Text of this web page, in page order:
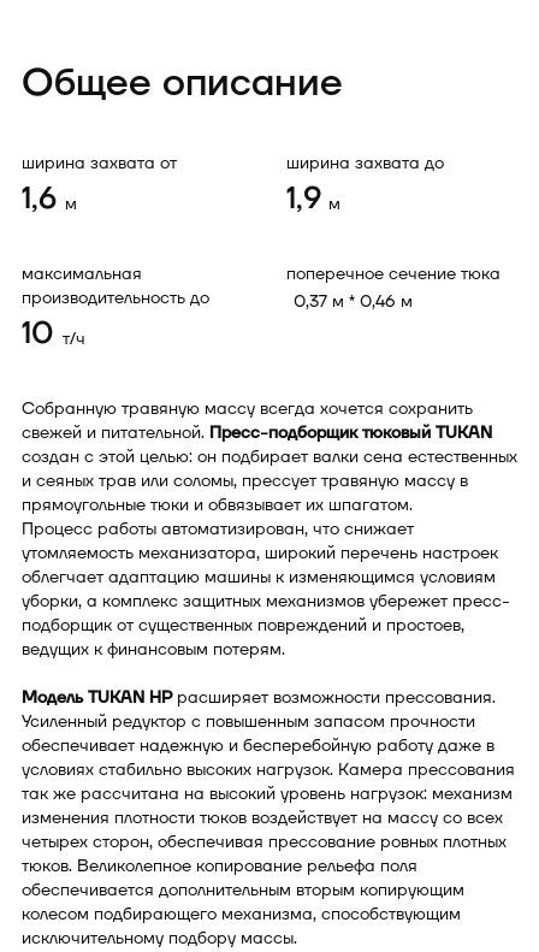
Общее описание
ширина захвата от
1,6 м
ширина захвата до
1,9 м
максимальная
производительность до
10 т/ч
поперечное сечение тюка
0,37 м * 0,46 м
Собранную травяную массу всегда хочется сохранить
свежей и питательной. Пресс-подборщик тюковый TUKAN
создан с этой целью: он подбирает валки сена естественных
и сеяных трав или соломы, прессует травяную массу в
прямоугольные тюки и обвязывает их шпагатом.
Процесс работы автоматизирован, что снижает
утомляемость механизатора, широкий перечень настроек
облегчает адаптацию машины к изменяющимся условиям
уборки, а комплекс защитных механизмов убережет пресс-
подборщик от существенных повреждений и простоев,
ведущих к финансовым потерям.
Модель TUKAN HPрасширяет возможности прессования.
Усиленный редуктор с повышенным запасом прочности
обеспечивает надежную и бесперебойную работу даже в
условиях стабильно высоких нагрузок. Камера прессования
так же рассчитана на высокий уровень нагрузок: механизм
изменения плотности тюков воздействует на массу со всех
четырех сторон, обеспечивая прессование ровных плотных
тюков. Великолепное копирование рельефа поля
обеспечивается дополнительным вторым копирующим
колесом подбирающего механизма, способствующим
исключительному подбору массы.